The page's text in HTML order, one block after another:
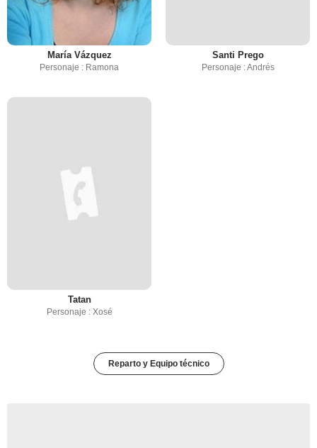
María Vázquez
Personaje : Ramona
Santi Prego
Personaje : Andrés
Tatan
Personaje : Xosé
Reparto y Equipo técnico